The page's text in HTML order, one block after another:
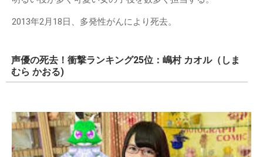
2013年2月18日、多発性がんにより死去。
声優の死去！衝撃ランキング25位：嶋村 カオル（しま
むら かおる)